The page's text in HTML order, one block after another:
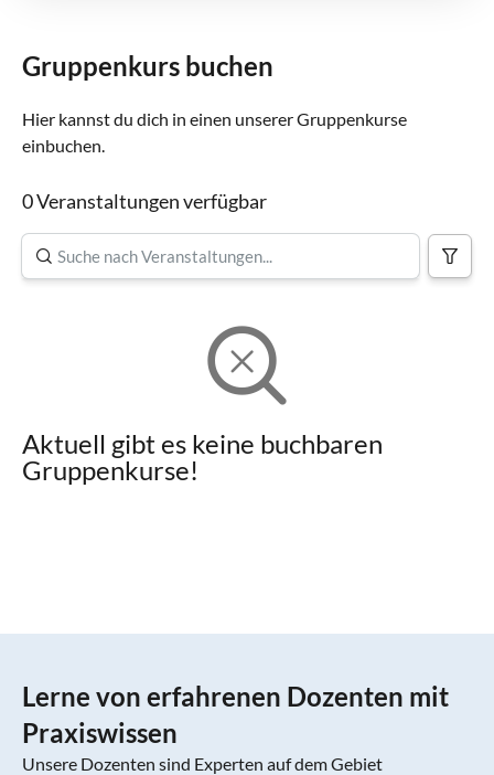
Gruppenkurs buchen
Hier kannst du dich in einen unserer Gruppenkurse
einbuchen.
0 Veranstaltungen verfügbar
Aktuell gibt es keine buchbaren
Gruppenkurse!
Lerne von erfahrenen Dozenten mit
Praxiswissen
Unsere Dozenten sind Experten auf dem Gebiet